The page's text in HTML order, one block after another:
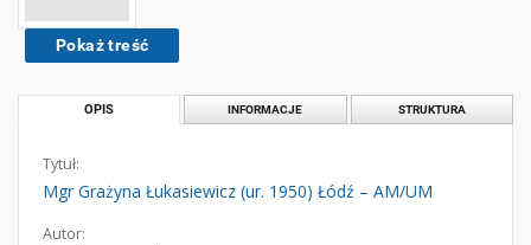
Pokaż treść
OPIS INFORMACJE STRUKTURA
Tytuł:
Mgr Grażyna Łukasiewicz (ur. 1950) Łódź – AM/UM
Autor: